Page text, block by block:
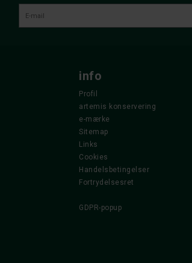
info
Profil
artemis konservering
e-mærke
Sitemap
Links
Cookies
Handelsbetingelser
Fortrydelsesret
GDPR-popup